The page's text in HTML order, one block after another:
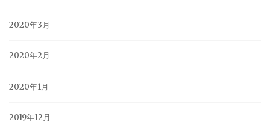
2020年3月
2020年2月
2020年1月
2019年12月